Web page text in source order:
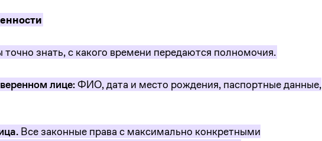
точно знать, с какого времени передаются полномочия.
лице: ФИО, дата и место рождения, паспортные данные,
Все законные права с максимально конкретными